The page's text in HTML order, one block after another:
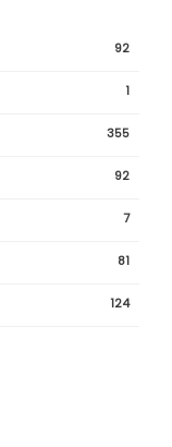
92
1
355
92
7
81
124